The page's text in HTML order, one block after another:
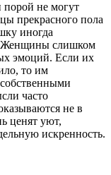
не могут
прекрасного пола
иногда
Женщины слишком
эмоций. Если их
то им
часто
не в
ценят уют,
искренность.